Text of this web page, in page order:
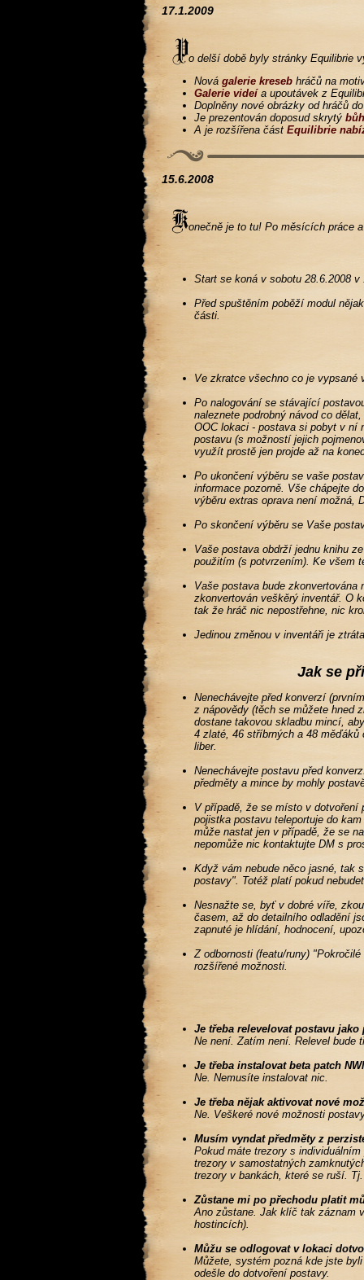
17.1.2009
o delší době byly stránky Equilibrie
Novágalerie kreseb hráčů na
Galerie videía upoutávek z
Doplněny nové obrázky od hráčů
Je prezentován doposud skrytý
A je rozšířena částEquilibrie
15.6.2008
onečně je to tu! Po měsících práce
Start se koná v sobotu 28.6.2008 v
Před spuštěním poběží modul
části.
Ve zkratce všechno co je vypsané
Po nalogování se stávající
naleznete podrobný návod co
OOC lokaci - postava si pobyt v ní
postavu (s možností jejich
využít prostě jen projde až na
Po ukončení výběru se vaše
informace pozorně. Vše chápejte
výběru extras oprava není možná,
Po skončení výběru se Vaše
Vaše postava obdrží jednu knihu
použitím (s potvrzením). Ke všem
Vaše postava bude
zkonvertován veškěrý inventář. O
tak že hráč nic nepostřehne, nic
Jedinou změnou v inventáři je
Jak se
Nenechávejte před konverzí
z nápovědy (těch se můžete hned
dostane takovou skladbu mincí,
4 zlaté, 46 stříbrných a 48
liber.
Nenechávejte postavu před
předměty a mince by mohly
V případě, že se místo v dotvoření
pojistka postavu teleportuje do
může nastat jen v případě, že se
nepomůže nic kontaktujte DM s
Když vám nebude něco jasné, tak
postavy". Totéž platí pokud
Nesnažte se, byť v dobré víře,
časem, až do detailního odladění
zapnuté je hlídání, hodnocení,
Z odbornosti (featu/runy)
rozšířené možnosti.
Je třeba relevelovat postavu
Ne není. Zatím není. Relevel bude
Je třeba instalovat beta patch
Ne. Nemusíte instalovat nic.
Je třeba nějak aktivovat nové
Ne. Veškeré nové možnosti
Musím vyndat předměty z
Pokud máte trezory s
trezory v samostatných
trezory v bankách, které se ruší.
Zůstane mi po přechodu platit
Ano zůstane. Jak klíč tak záznam
hostincích).
Můžu se odlogovat v lokaci
Můžete, systém pozná kde jste
odešle do dotvoření postavy.